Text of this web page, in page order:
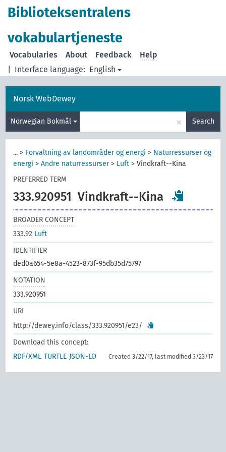
Biblioteksentralens
vokabulartjeneste
Interface language: English
Vocabularies About Feedback Help
Norsk WebDewey
Norwegian Bokmål × Search
... > Forvaltning av landområder og energi > Naturressurser og
energi >Andre naturressurser> Luft >Vindkraft--Kina
PREFERRED TERM
333.920951 Vindkraft--Kina
BROADER CONCEPT
333.92 Luft
IDENTIFIER
ded0a654-5e8a-4523-873f-95db35d75797
NOTATION
333.920951
URI
http://dewey.info/class/333.920951/e23/
Download this concept:
RDF/XML TURTLE JSON-LD Created 3/22/17, last modified 3/23/17